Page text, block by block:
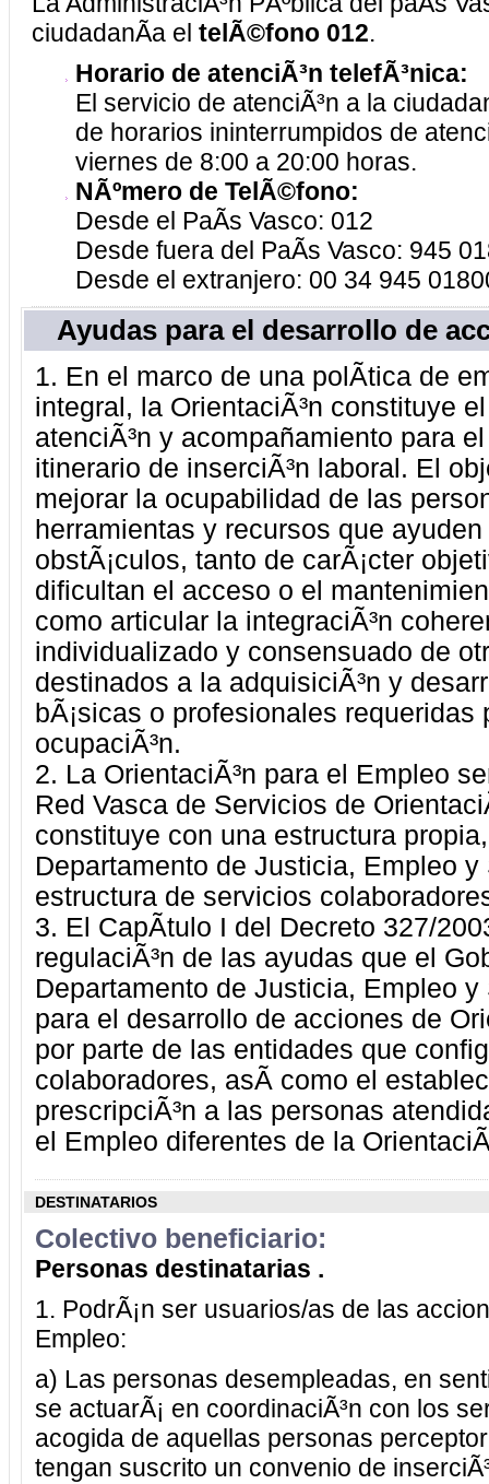
ciudadanÃ­a el telÃ©fono 012.
Horario de atenciÃ³n telefÃ³nica:
El servicio de atenciÃ³n a la
de horarios ininterrumpidos de
viernes de 8:00 a 20:00 horas.
NÃºmero de TelÃ©fono:
Desde el PaÃ­s Vasco: 012
Desde fuera del PaÃ­s Vasco: 945
Desde el extranjero: 00 34 945
Ayudas para el desarrollo de
1. En el marco de una polÃ­tica de
integral, la OrientaciÃ³n constituye
atenciÃ³n y acompañamiento para
itinerario de inserciÃ³n laboral. El
mejorar la ocupabilidad de las
herramientas y recursos que
obstÃ¡culos, tanto de carÃ¡cter
dificultan el acceso o el
como articular la integraciÃ³n
individualizado y consensuado de
destinados a la adquisiciÃ³n y
bÃ¡sicas o profesionales
ocupaciÃ³n.
2. La OrientaciÃ³n para el Empleo
Red Vasca de Servicios de
constituye con una estructura
Departamento de Justicia, Empleo
estructura de servicios
3. El CapÃ­tulo I del Decreto 327/
regulaciÃ³n de las ayudas que el
Departamento de Justicia, Empleo
para el desarrollo de acciones de
por parte de las entidades que
colaboradores, asÃ­ como el
prescripciÃ³n a las personas
el Empleo diferentes de la
DESTINATARIOS
Colectivo beneficiario:
Personas destinatarias .
1. PodrÃ¡n ser usuarios/as de las
Empleo:
a) Las personas desempleadas, en
se actuarÃ¡ en coordinaciÃ³n con los
acogida de aquellas personas
tengan suscrito un convenio de